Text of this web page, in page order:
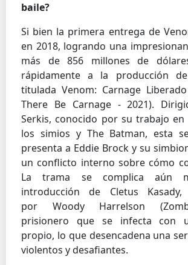
baile?
Si bien la primera entrega de
en 2018, logrando una
más de 856 millones de
rápidamente a la producción
titulada Venom: Carnage
There Be Carnage - 2021).
Serkis, conocido por su trabajo en
los simios y The Batman, esta
presenta a Eddie Brock y su
un conflicto interno sobre cómo
La trama se complica aún
introducción de Cletus Kasady,
por Woody Harrelson
prisionero que se infecta con
propio, lo que desencadena una
violentos y desafiantes.